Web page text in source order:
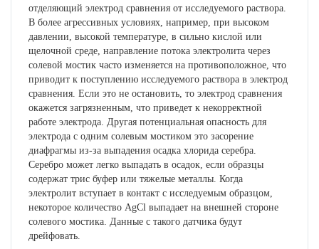
отделяющий электрод сравнения от исследуемого раствора.
В более агрессивных условиях, например, при высоком
давлении, высокой температуре, в сильно кислой или
щелочной среде, направление потока электролита через
солевой мостик часто изменяется на противоположное, что
приводит к поступлению исследуемого раствора в электрод
сравнения. Если это не остановить, то электрод сравнения
окажется загрязненным, что приведет к некорректной
работе электрода. Другая потенциальная опасность для
электрода с одним солевым мостиком это засорение
диафрагмы из-за выпадения осадка хлорида серебра.
Серебро может легко выпадать в осадок, если образцы
содержат трис буфер или тяжелые металлы. Когда
электролит вступает в контакт с исследуемым образцом,
некоторое количество AgCl выпадает на внешней стороне
солевого мостика. Данные с такого датчика будут
дрейфовать.